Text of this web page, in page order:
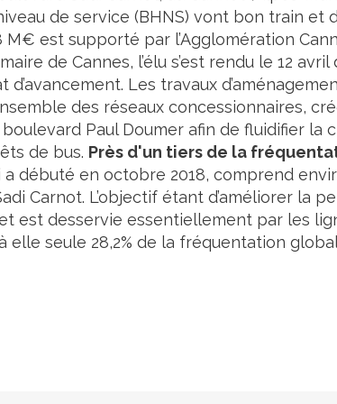
de service (BHNS) vont bon train et
M€ est supporté par l’Agglomération
de Cannes, l’élu s’est rendu le 12
d’avancement. Les travaux
des réseaux concessionnaires,
Paul Doumer afin de fluidifier la
de bus. Près d'un tiers de la
a débuté en octobre 2018, comprend
Carnot. L’objectif étant d’améliorer la
est desservie essentiellement par les
seule 28,2% de la fréquentation